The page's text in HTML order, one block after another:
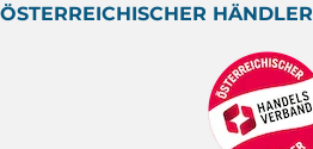
ÖSTERREICHISCHER HÄNDLER